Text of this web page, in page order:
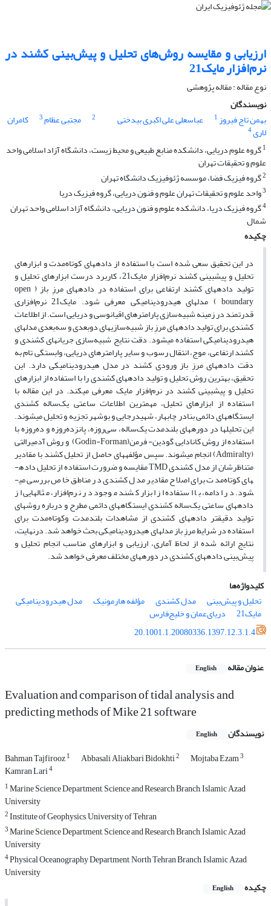
ارزیابی و مقایسه روش‌های تحلیل و پیش‌بینی کشند در
نرم‌‌افزار مایک‌21
نوع مقاله : مقاله پژوهشی‌
نویسندگان
بهمن تاج فیروز1 عباسعلی علی اکبری بیدختی 2 مجتبی عظام3 کامران
لاری4
1گروه علوم دریایی، دانشکده منابع طبیعی و محیط زیست، دانشگاه آزاد اسلامی واحد
علوم و تحقیقات تهران
2گروه فیزیک فضا، موسسه ژئوفیزیک دانشگاه تهران
3واحد علوم و تحقیقات تهران علوم و فنون دریایی، گروه فیزیک دریا
4گروه فیزیک دریا، دانشکده علوم و فنون دریایی، دانشگاه آزاد اسلامی واحد تهران
شمال
چکیده
در این تحقیق سعی شده است با استفاده از داده­های کوتاه‌مدت و ابزارهای
تحلیل و پیش­بینی کشند نرم‌افزار مایک‌21، کاربرد درست ابزارهای تحلیل و
تولید داده­های کشند ارتفاعی برای استفاده در داده­های مرزِ باز ( open
boundary ) مدل­های هیدرودینامیکی معرفی شود. مایک‌21 نرم‌افزاری
قدرتمند در زمینه شبیه‌سازی پارامترهای اقیانوسی و دریایی است. از اطلاعات
کشندی برای تولید داده­های مرزِ باز شبیه‌سازی­های دوبعدی و سه‌بعدی مدل­های
هیدرودینامیکی استفاده می­شود. دقت نتایج شبیه‌سازی جریان­های کشندی و
کشند ارتفاعی، موج، انتقال رسوب و سایر پارامترهای دریایی، وابستگی تام به
دقت داده­های مرزِ باز ورودی کشند در مدل هیدرودینامیکی دارد. این
تحقیق، بهترین روش تحلیل و تولید داده­های کشندی را با استفاده از ابزارهای
تحلیل و پیش­بینی کشند در نرم‌افزار مایک معرفی می­کند. در این مقاله با
استفاده از ابزارهای تحلیل، مهم­ترین اطلاعات ساعتی یک‌ساله کشندی
ایستگاه­های دائمی بنادر چابهار، شهید‌رجایی و بوشهر تجزیه و تحلیل می­شوند.
این تحلیل­ها در دوره­های بلندمدت یک‌ساله، سی‌روزه، پانزده‌روزه و ده‌روزه با
استفاده از روش کانادایی گودین‌- فرمن(Godin-Forman) و روش آدمیرالتی
(Admiralty) انجام می­شوند. سپس مؤلفه­های حاصل از تحلیل کشند با مقادیر
متناظرشان از مدل کشندی TMD مقایسه و ضرورت استفاده از تحلیل داده­
های کوتاه‌مدت برای اصلاح مقادیر مدل کشندی در مناطق خاص بررسی می­
شود. در ادامه، با استفاده از ابزار کشند موجود در نرم‌افزار، مثال­هایی از
داده­های ساعتی یک‌ساله کشندی ایستگاه­های دائمی مطرح و درباره روش­های
تولید دقیق­تر داده­های کشندی از مشاهدات بلند‌مدت وکوتاه‌مدت برای
استفاده در شرایط مرزِ باز مدل­های هیدرودینامیکی بحث خواهد شد. در‌نهایت،
نتایج ارائه شده از لحاظ آماری، ارزیابی و ابزارهای مناسب انجام تحلیل و
پیش‌بینی داده­های کشندی در دوره­های مختلف معرفی خواهد شد.
کلیدواژه‌ها
تحلیل و پیش‌بینی
مدل کشندی مؤلفه هارمونیک مدل هیدرودینامیکی
مایک‌‌21
دریای‌عمان و خلیج‌فارس
20.1001.1.20080336.1397.12.3.1.4
عنوان مقاله English
Evaluation and comparison of tidal analysis and
predicting methods of Mike 21 software
نویسندگان English
Bahman Tajfirooz1 Abbasali Aliakbari Bidokhti2 Mojtaba Ezam3
Kamran Lari4
1Marine Science Department, Science and Research Branch, Islamic Azad
University
2Institute of Geophysics, University of Tehran
3Marine Science Department, Science and Research Branch, Islamic Azad
University
4Physical Oceanography Department, North Tehran Branch, Islamic Azad
University
چکیده
English